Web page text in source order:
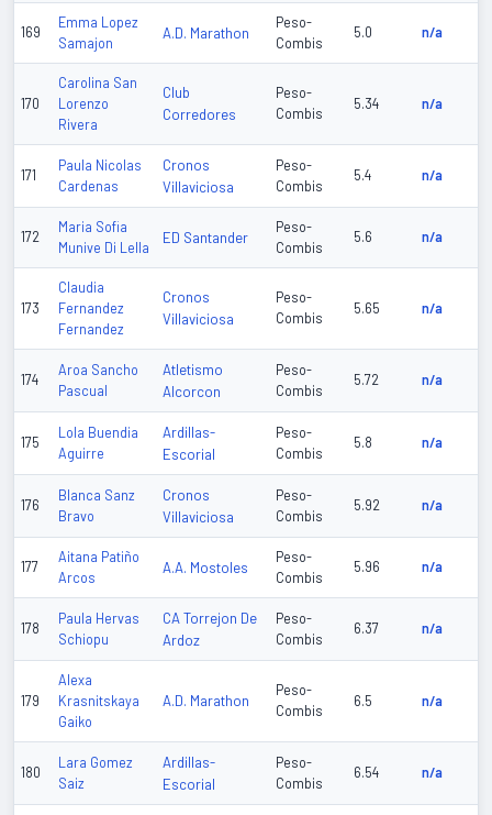
169
Emma Lopez
Samajon
A.D. Marathon
Peso-
Combis
5.0 n/a
170
Carolina San
Lorenzo
Rivera
Club
Corredores
Peso-
Combis
5.34 n/a
171
Paula Nicolas
Cardenas
Cronos
Villaviciosa
Peso-
Combis
5.4 n/a
172
Maria Sofia
Munive Di Lella
ED Santander
Peso-
Combis
5.6 n/a
173
Claudia
Fernandez
Fernandez
Cronos
Villaviciosa
Peso-
Combis
5.65 n/a
174
Aroa Sancho
Pascual
Atletismo
Alcorcon
Peso-
Combis
5.72 n/a
175
Lola Buendia
Aguirre
Ardillas-
Escorial
Peso-
Combis
5.8 n/a
176
Blanca Sanz
Bravo
Cronos
Villaviciosa
Peso-
Combis
5.92 n/a
177
Aitana Patiño
Arcos
A.A. Mostoles
Peso-
Combis
5.96 n/a
178
Paula Hervas
Schiopu
CA Torrejon De
Ardoz
Peso-
Combis
6.37 n/a
179
Alexa
Krasnitskaya
Gaiko
A.D. Marathon
Peso-
Combis
6.5 n/a
180
Lara Gomez
Saiz
Ardillas-
Escorial
Peso-
Combis
6.54 n/a